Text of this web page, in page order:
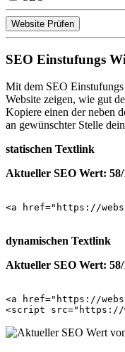
Website Prüfen
SEO Einstufungs
Mit dem SEO
Website zeigen, wie gut
Kopiere einen der neben
an gewünschter Stelle
statischen Textlink
Aktueller SEO Wert: 58/
<a href="https://
dynamischen Textlink
Aktueller SEO Wert: 58/
<a href="https://